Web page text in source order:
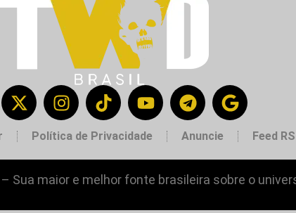
Política de Privacidade Anuncie Feed
Sua maior e melhor fonte brasileira sobre o